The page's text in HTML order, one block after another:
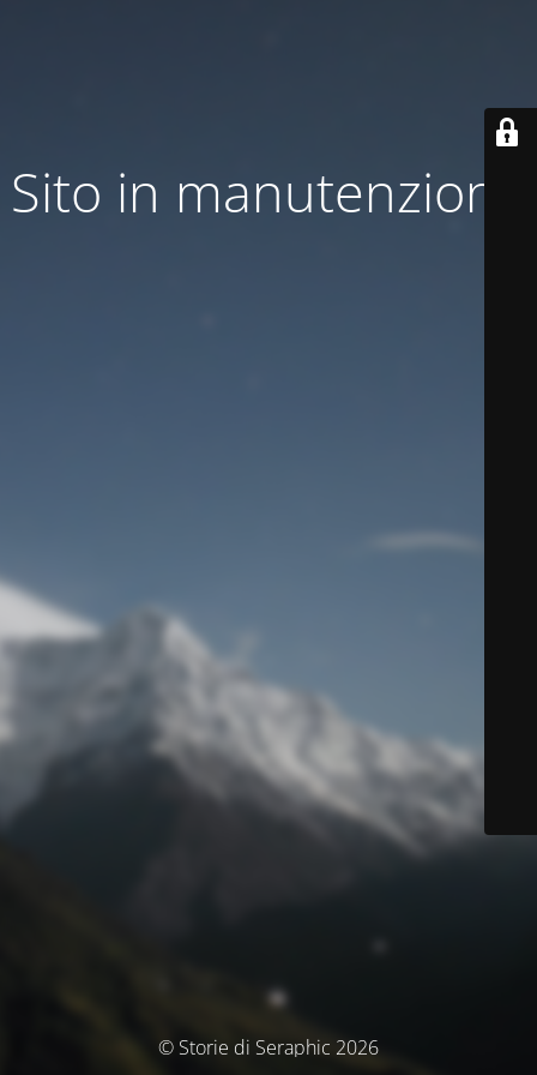
Sito in manutenzione
© Storie di Seraphic 2026